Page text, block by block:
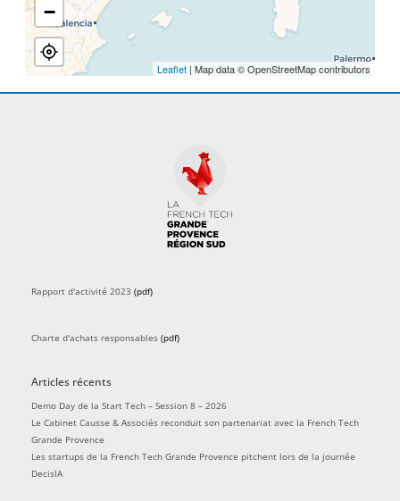
−
Leaflet| Map data © OpenStreetMap contributors
Rapport d'activité 2023 (pdf)
Charte d'achats responsables (pdf)
Articles récents
Demo Day de la Start Tech – Session 8 – 2026
Le Cabinet Causse & Associés reconduit son partenariat avec la French Tech
Grande Provence
Les startups de la French Tech Grande Provence pitchent lors de la journée
DecisIA